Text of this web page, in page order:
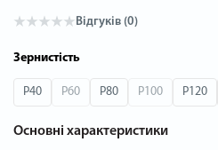
Відгуків (0)
Зернистість
P40 P60 P80 P100 P120
Основні характеристики